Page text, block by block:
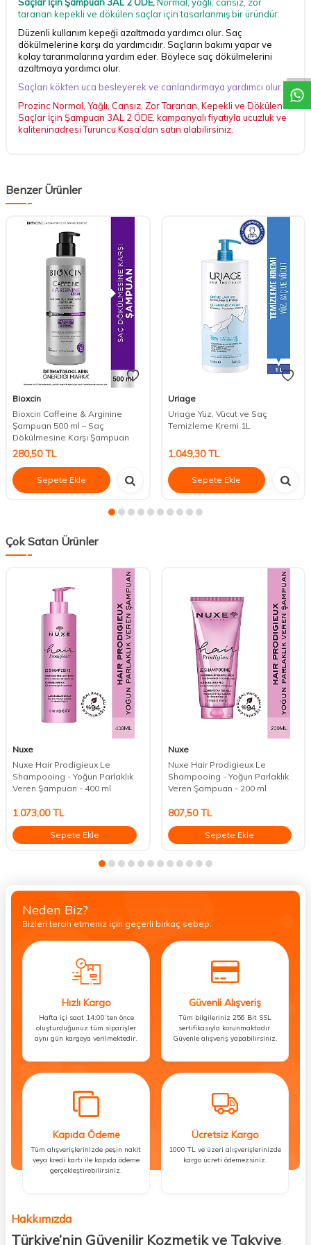
taranan kepekli ve dökülen saçlar için tasarlanmış bir üründür.
Düzenli kullanım kepeği azaltmada yardımcı olur. Saç
dökülmelerine karşı da yardımcıdır. Saçların bakımı yapar ve
kolay taranmalarına yardım eder. Böylece saç dökülmelerini
azaltmaya yardımcı olur.
Saçları kökten uca besleyerek ve canlandırmaya yardımcı olur.
Prozinc Normal, Yağlı, Cansız, Zor Taranan, Kepekli ve Dökülen
Saçlar İçin Şampuan 3AL 2 ÖDE, kampanyalı fiyatıyla ucuzluk ve
kaliteninadresi Turuncu Kasa’dan satın alabilirsiniz.
Benzer Ürünler
Bioxcin
Bioxcin Caffeine & Arginine
Şampuan 500 ml – Saç
Dökülmesine Karşı Şampuan
280,50TL
Sepete Ekle
Uriage
Uriage Yüz, Vücut ve Saç
Temizleme Kremi 1L
1.049,30TL
Sepete Ekle
Çok Satan Ürünler
Nuxe
Nuxe Hair Prodigieux Le
Shampooing - Yoğun Parlaklık
Veren Şampuan - 400 ml
1.073,00TL
Sepete Ekle
Nuxe
Nuxe Hair Prodigieux Le
Shampooing - Yoğun Parlaklık
Veren Şampuan - 200 ml
807,50TL
Sepete Ekle
Neden Biz?
Bizleri tercih etmeniz için geçerli birkaç sebep.
Hızlı Kargo
Hafta içi saat 14:00’ten önce
oluşturduğunuz tüm siparişler
aynı gün kargoya verilmektedir.
Güvenli Alışveriş
Tüm bilgileriniz 256 Bit SSL
sertifikasıyla korunmaktadır.
Güvenle alışveriş yapabilirsiniz.
Kapıda Ödeme
Tüm alışverişlerinizde peşin nakit
veya kredi kartı ile kapıda ödeme
gerçekleştirebilirsiniz.
Ücretsiz Kargo
1000 TL ve üzeri alışverişlerinizde
kargo ücreti ödemezsiniz.
Hakkımızda
Türkiye’nin Güvenilir Kozmetik ve Takviye